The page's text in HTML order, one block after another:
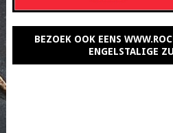
BEZOEK OOK EENS
ENGELSTALIGE